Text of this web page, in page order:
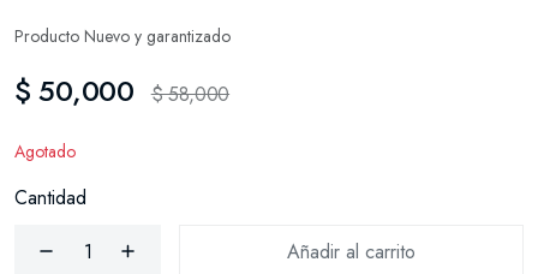
Producto Nuevo y garantizado
$ 50,000 $ 58,000
Agotado
Cantidad
Añadir al carrito